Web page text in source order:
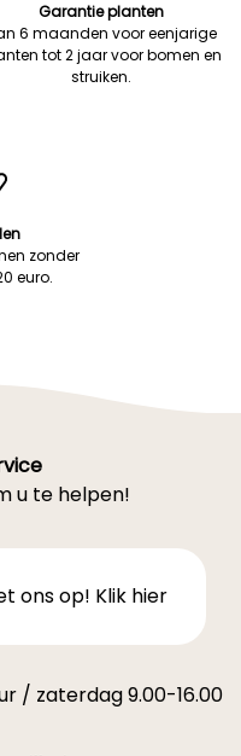
Garantie planten
6 maanden voor eenjarige
tot 2 jaar voor bomen en
struiken.
zonder
euro.
u te helpen!
ons op! Klik hier
/ zaterdag 9.00-16.00